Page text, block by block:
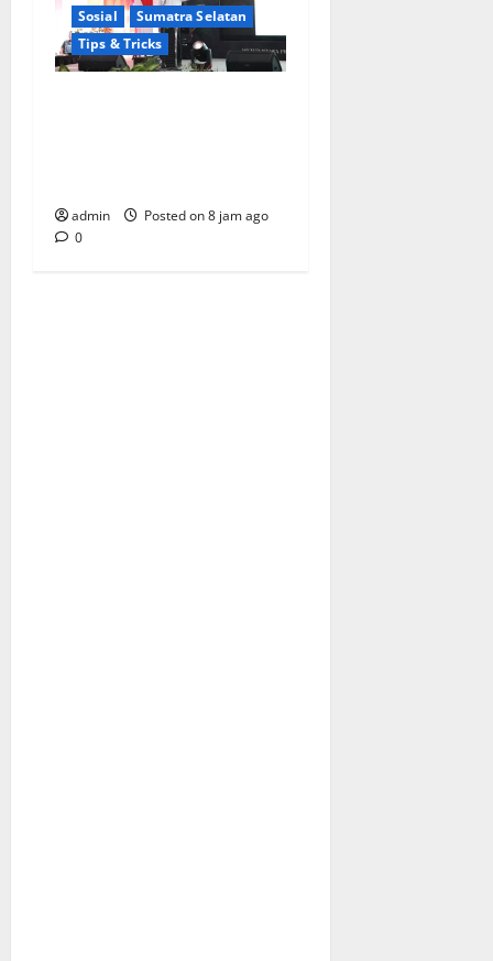
Sosial
Sumatra Selatan
Tips & Tricks
admin
Posted on 8 jam ago
0